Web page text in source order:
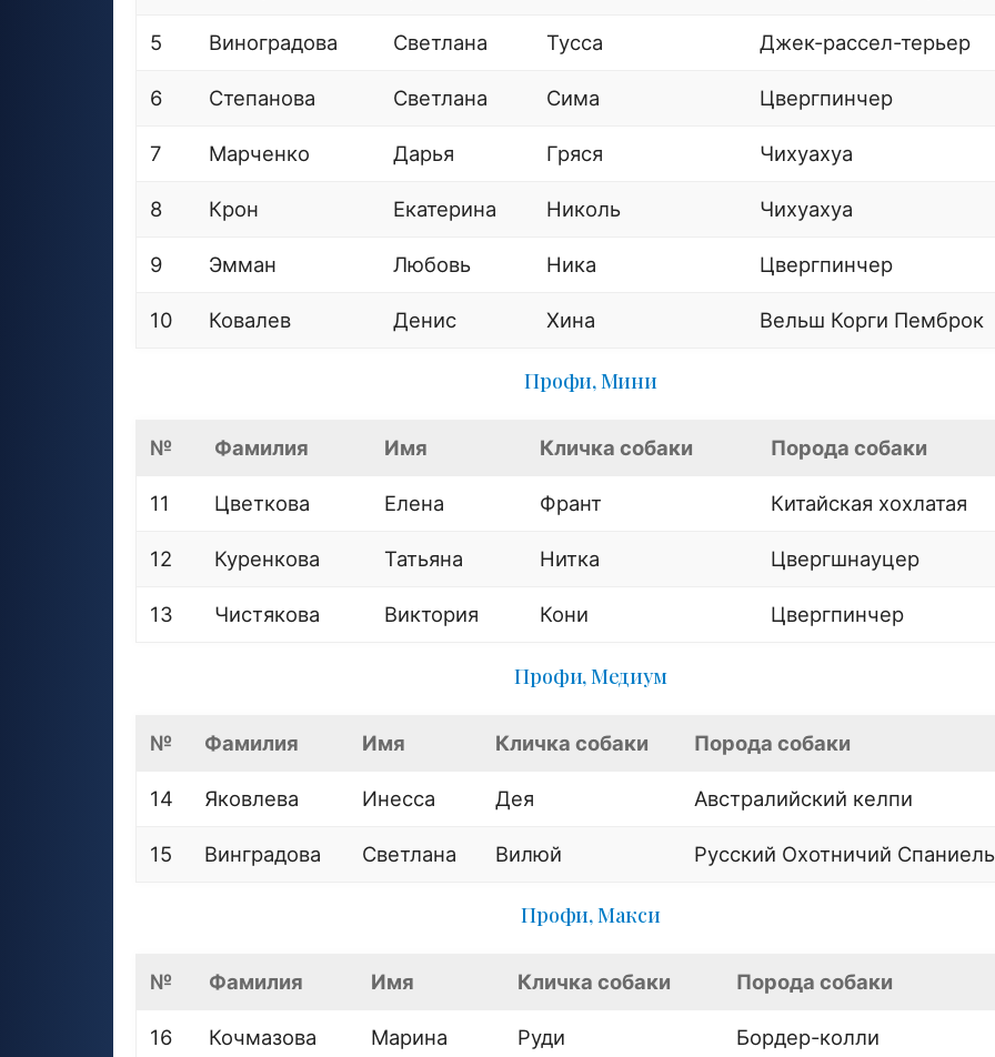
5 Виноградова Светлана Тусса Джек-рассел-терьер
6 Степанова Светлана Сима Цвергпинчер
7 Марченко Дарья Гряся Чихуахуа
8 Крон Екатерина Николь Чихуахуа
9 Эмман Любовь Ника Цвергпинчер
10 Ковалев Денис Хина Вельш Корги Пемброк
Профи, Мини
№ Фамилия Имя Кличка собаки Порода собаки
11 Цветкова Елена Франт Китайская хохлатая
12 Куренкова Татьяна Нитка Цвергшнауцер
13 Чистякова Виктория Кони Цвергпинчер
Профи, Медиум
№ Фамилия Имя Кличка собаки Порода собаки
14 Яковлева Инесса Дея Австралийский келпи
15 Винградова Светлана Вилюй Русский Охотничий Спаниель
Профи, Макси
№ Фамилия Имя Кличка собаки Порода собаки
16 Кочмазова Марина Руди Бордер-колли